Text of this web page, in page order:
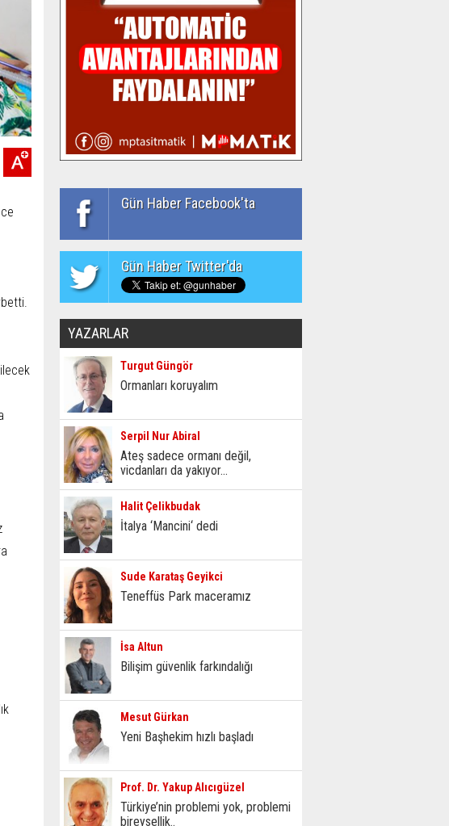
Gün Haber Facebook'ta
Gün Haber Twitter'da
YAZARLAR
Turgut Güngör
Ormanları koruyalım
Serpil Nur Abiral
Ateş sadece ormanı değil,
vicdanları da yakıyor...
Halit Çelikbudak
İtalya ‘Mancini‘ dedi
Sude Karataş Geyikci
Teneffüs Park maceramız
İsa Altun
Bilişim güvenlik farkındalığı
Mesut Gürkan
Yeni Başhekim hızlı başladı
Prof. Dr. Yakup Alıcıgüzel
Türkiye’nin problemi yok, problemi
bireysellik..